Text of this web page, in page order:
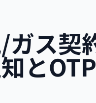
ス契
と